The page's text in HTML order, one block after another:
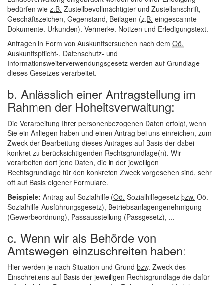
bedürfen wie z.B. Zustellbevollmächtigter und Zustellanschrift,
Geschäftszeichen, Gegenstand, Beilagen (z.B. eingescannte
Dokumente, Urkunden), Vermerke, Notizen und Erledigungstext.
Anfragen in Form von Auskunftsersuchen nach dem Oö.
Auskunftspflicht-, Datenschutz- und
Informationsweiterverwendungsgesetz werden auf Grundlage
dieses Gesetzes verarbeitet.
b. Anlässlich einer Antragstellung im
Rahmen der Hoheitsverwaltung:
Die Verarbeitung Ihrer personenbezogenen Daten erfolgt, wenn
Sie ein Anliegen haben und einen Antrag bei uns einreichen, zum
Zweck der Bearbeitung dieses Antrages auf Basis der dabei
konkret zu berücksichtigenden Rechtsgrundlage(n). Wir
verarbeiten dort jene Daten, die in der jeweiligen
Rechtsgrundlage für den konkreten Zweck vorgesehen sind, sehr
oft auf Basis eigener Formulare.
Beispiele: Antrag auf Sozialhilfe (Oö. Sozialhilfegesetz bzw. Oö.
Sozialhilfe-Ausführungsgesetz), Betriebsanlagengenehmigung
(Gewerbeordnung), Passausstellung (Passgesetz), ...
c. Wenn wir als Behörde von
Amtswegen einzuschreiten haben:
Hier werden je nach Situation und Grund bzw. Zweck des
Einschreitens auf Basis der jeweiligen Rechtsgrundlage die dafür